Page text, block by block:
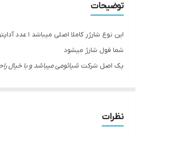
توضیحات
شما فول شارژ میشود
پک اصل شرکت شیائومی میباشد و با خیال
نظرات